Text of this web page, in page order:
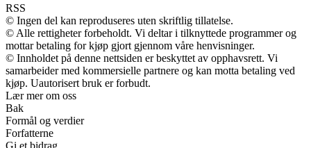
RSS
© Ingen del kan reproduseres uten skriftlig tillatelse.
© Alle rettigheter forbeholdt. Vi deltar i tilknyttede programmer og
mottar betaling for kjøp gjort gjennom våre henvisninger.
© Innholdet på denne nettsiden er beskyttet av opphavsrett. Vi
samarbeider med kommersielle partnere og kan motta betaling ved
kjøp. Uautorisert bruk er forbudt.
Lær mer om oss
Bak
Formål og verdier
Forfatterne
Gi et bidrag